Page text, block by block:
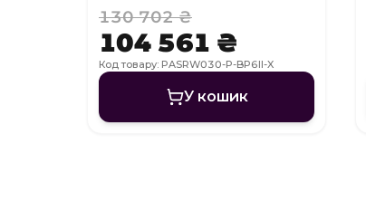
охолодженням, WI-FI
130 702 ₴
104 561 ₴
Код товару: PASRW030-P-BP6II-X
У кошик